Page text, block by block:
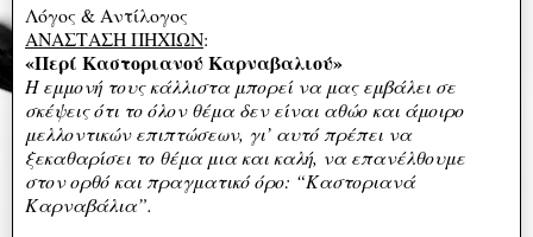
Λόγος & Αντίλογος
ΑΝΑΣΤΑΣΗ ΠΗΧΙΩΝ:
«Περί Καστοριανού Καρναβαλιού»
H εμμονή τους κάλλιστα μπορεί να μας εμβάλει σε
σκέψεις ότι το όλον θέμα δεν είναι αθώο και άμοιρο
μελλοντικών επιπτώσεων, γι’ αυτό πρέπει να
ξεκαθαρίσει το θέμα μια και καλή, να επανέλθουμε
στον ορθό και πραγματικό όρο: “Καστοριανά
Καρναβάλια”.